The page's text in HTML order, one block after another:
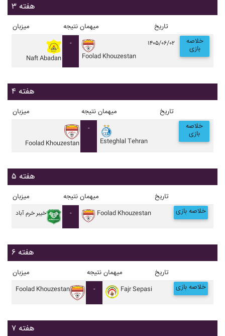
هفته ۳
میزبان نتیجه میهمان تاریخ
Naft Abadan
-
Foolad Khouzestan
۱۴۰۵/۰۶/۰۲ خلاصه
بازی
هفته ۴
میزبان نتیجه میهمان تاریخ
Foolad Khouzestan
-
Esteghlal Tehran
خلاصه
بازی
هفته ۵
میزبان نتیجه میهمان تاریخ
خيبر خرم آباد - Foolad Khouzestan خلاصه بازی
هفته ۶
میزبان نتیجه میهمان تاریخ
Foolad Khouzestan - Fajr Sepasi خلاصه بازی
هفته ۷